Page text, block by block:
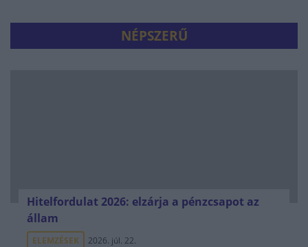
NÉPSZERŰ
Hitelfordulat 2026: elzárja a pénzcsapot az
állam
ELEMZÉSEK 2026. júl. 22.